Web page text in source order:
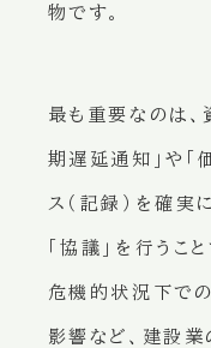
物です。
最も重要なのは、
期遅延通知」や「
ス（記録）を確実
「協議」を行うこ
危機的状況下で
影響など、建設業